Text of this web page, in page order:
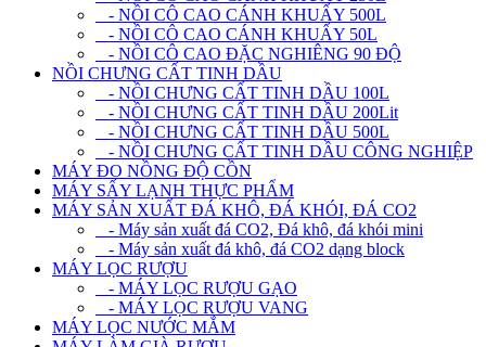
- NỒI CÔ CAO CÁNH KHUẤY 500L
- NỒI CÔ CAO CÁNH KHUẤY 50L
- NỒI CÔ CAO ĐẶC NGHIÊNG 90 ĐỘ
NỒI CHƯNG CẤT TINH DẦU
- NỒI CHƯNG CẤT TINH DẦU 100L
- NỒI CHƯNG CẤT TINH DẦU 200Lit
- NỒI CHƯNG CẤT TINH DẦU 500L
- NỒI CHƯNG CẤT TINH DẦU CÔNG NGHIỆP
MÁY ĐO NỒNG ĐỘ CỒN
MÁY SẤY LẠNH THỰC PHẨM
MÁY SẢN XUẤT ĐÁ KHÔ, ĐÁ KHÓI, ĐÁ CO2
- Máy sản xuất đá CO2, Đá khô, đá khói mini
- Máy sản xuất đá khô, đá CO2 dạng block
MÁY LỌC RƯỢU
- MÁY LỌC RƯỢU GẠO
- MÁY LỌC RƯỢU VANG
MÁY LỌC NƯỚC MẮM